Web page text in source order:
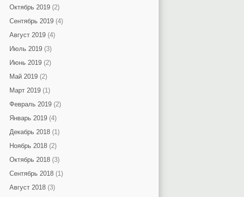
Октябрь 2019(2)
Сентябрь 2019(4)
Август 2019(4)
Июль 2019(3)
Июнь 2019(2)
Май 2019(2)
Март 2019(1)
Февраль 2019(2)
Январь 2019(4)
Декабрь 2018(1)
Ноябрь 2018(2)
Октябрь 2018(3)
Сентябрь 2018(1)
Август 2018(3)